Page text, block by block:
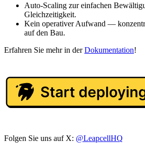
Auto-Scaling zur einfachen
Gleichzeitigkeit.
Kein operativer Aufwand —
auf den Bau.
Erfahren Sie mehr in derDokumentation!
Folgen Sie uns auf X: @LeapcellHQ